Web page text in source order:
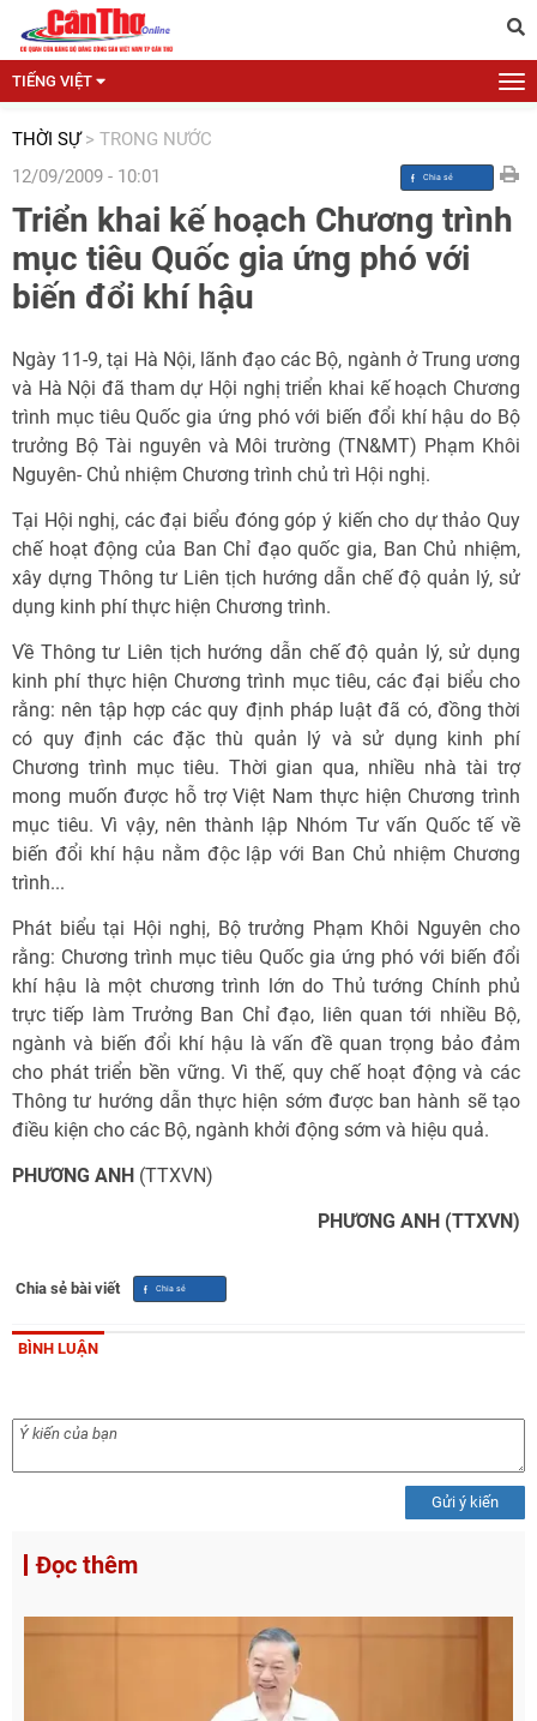
TIẾNG VIỆT
THỜI SỰ > TRONG NƯỚC
12/09/2009 - 10:01
Triển khai kế hoạch Chương trình
mục tiêu Quốc gia ứng phó với
biến đổi khí hậu
Ngày 11-9, tại Hà Nội, lãnh đạo các Bộ, ngành ở Trung ương
và Hà Nội đã tham dự Hội nghị triển khai kế hoạch Chương
trình mục tiêu Quốc gia ứng phó với biến đổi khí hậu do Bộ
trưởng Bộ Tài nguyên và Môi trường (TN&MT) Phạm Khôi
Nguyên- Chủ nhiệm Chương trình chủ trì Hội nghị.
Tại Hội nghị, các đại biểu đóng góp ý kiến cho dự thảo Quy
chế hoạt động của Ban Chỉ đạo quốc gia, Ban Chủ nhiệm,
xây dựng Thông tư Liên tịch hướng dẫn chế độ quản lý, sử
dụng kinh phí thực hiện Chương trình.
Về Thông tư Liên tịch hướng dẫn chế độ quản lý, sử dụng
kinh phí thực hiện Chương trình mục tiêu, các đại biểu cho
rằng: nên tập hợp các quy định pháp luật đã có, đồng thời
có quy định các đặc thù quản lý và sử dụng kinh phí
Chương trình mục tiêu. Thời gian qua, nhiều nhà tài trợ
mong muốn được hỗ trợ Việt Nam thực hiện Chương trình
mục tiêu. Vì vậy, nên thành lập Nhóm Tư vấn Quốc tế về
biến đổi khí hậu nằm độc lập với Ban Chủ nhiệm Chương
trình...
Phát biểu tại Hội nghị, Bộ trưởng Phạm Khôi Nguyên cho
rằng: Chương trình mục tiêu Quốc gia ứng phó với biến đổi
khí hậu là một chương trình lớn do Thủ tướng Chính phủ
trực tiếp làm Trưởng Ban Chỉ đạo, liên quan tới nhiều Bộ,
ngành và biến đổi khí hậu là vấn đề quan trọng bảo đảm
cho phát triển bền vững. Vì thế, quy chế hoạt động và các
Thông tư hướng dẫn thực hiện sớm được ban hành sẽ tạo
điều kiện cho các Bộ, ngành khởi động sớm và hiệu quả.
PHƯƠNG ANH (TTXVN)
PHƯƠNG ANH (TTXVN)
Chia sẻ bài viết
BÌNH LUẬN
Gửi ý kiến
Đọc thêm